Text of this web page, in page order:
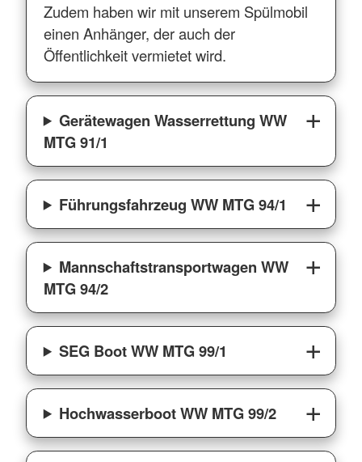
Zudem haben wir mit unserem Spülmobil
einen Anhänger, der auch der
Öffentlichkeit vermietet wird.
Gerätewagen Wasserrettung WW
MTG 91/1
Führungsfahrzeug WW MTG 94/1
Mannschaftstransportwagen WW
MTG 94/2
SEG Boot WW MTG 99/1
Hochwasserboot WW MTG 99/2